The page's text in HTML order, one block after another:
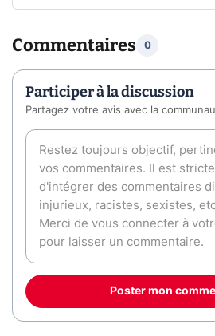
Commentaires 0
Participer à la discussion
Partagez votre avis avec la
Poster mon